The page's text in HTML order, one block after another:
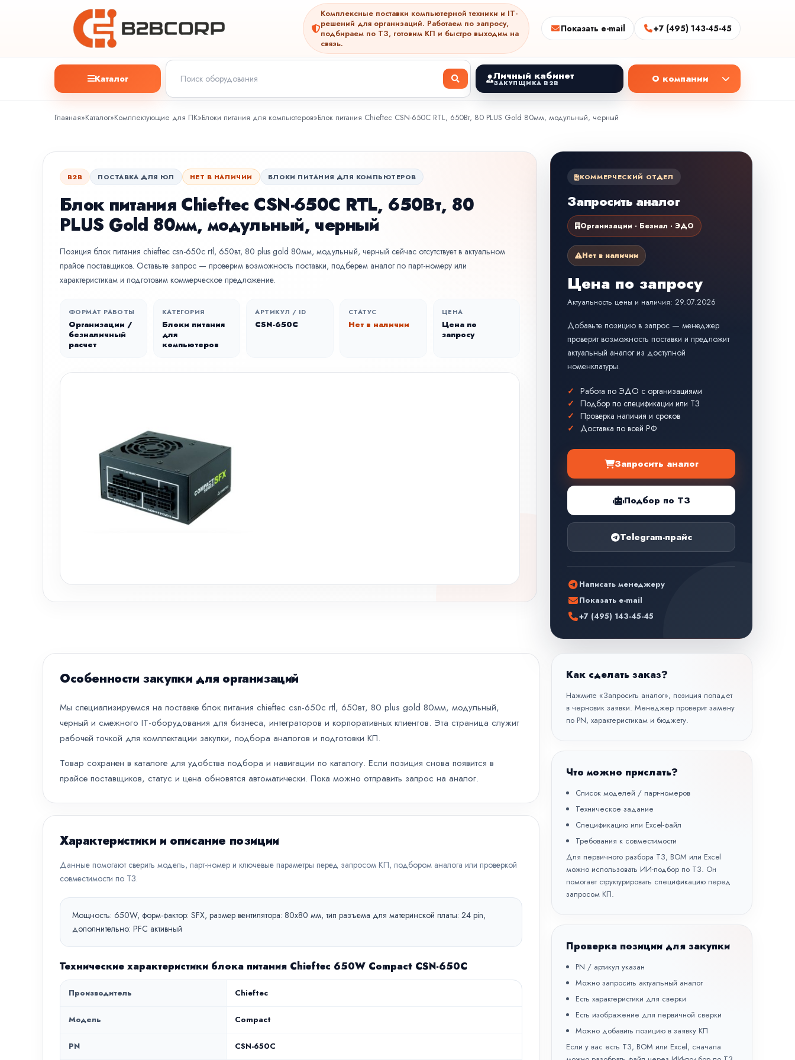
Комплексные поставки компьютерной техники и IT-
решений для организаций. Работаем по запросу,
подбираем по ТЗ, готовим КП и быстро выходим на
связь.
Показать e-mail +7 (495) 143-45-45
Каталог Личный кабинет
ЗАКУПЩИКА B2B О компании
Главная»Каталог»Комплектующие для ПК»Блоки питания для компьютеров»Блок питания Chieftec CSN-650С RTL, 650Вт, 80 PLUS Gold 80мм, модульный, черный
B2B ПОСТАВКА ДЛЯ ЮЛ НЕТ В НАЛИЧИИ БЛОКИ ПИТАНИЯ ДЛЯ КОМПЬЮТЕРОВ
Блок питания Chieftec CSN-650С RTL, 650Вт, 80
PLUS Gold 80мм, модульный, черный
Позиция блок питания chieftec csn-650с rtl, 650вт, 80 plus gold 80мм, модульный, черный сейчас отсутствует в актуальном
прайсе поставщиков. Оставьте запрос — проверим возможность поставки, подберем аналог по парт-номеру или
характеристикам и подготовим коммерческое предложение.
ФОРМАТ РАБОТЫ
Организации /
безналичный
расчет
КАТЕГОРИЯ
Блоки питания
для
компьютеров
АРТИКУЛ / ID
CSN-650C
СТАТУС
Нет в наличии
ЦЕНА
Цена по
запросу
КОММЕРЧЕСКИЙ ОТДЕЛ
Запросить аналог
Организации · Безнал · ЭДО
Нет в наличии
Цена по запросу
Актуальность цены и наличия: 29.07.2026
Добавьте позицию в запрос — менеджер
проверит возможность поставки и предложит
актуальный аналог из доступной
номенклатуры.
Работа по ЭДО с организациями
Подбор по спецификации или ТЗ
Проверка наличия и сроков
Доставка по всей РФ
Запросить аналог
Подбор по ТЗ
Telegram-прайс
Написать менеджеру
Показать e-mail
+7 (495) 143-45-45
Особенности закупки для организаций
Мы специализируемся на поставке блок питания chieftec csn-650с rtl, 650вт, 80 plus gold 80мм, модульный,
черный и смежного IT-оборудования для бизнеса, интеграторов и корпоративных клиентов. Эта страница служит
рабочей точкой для комплектации закупки, подбора аналогов и подготовки КП.
Товар сохранен в каталоге для удобства подбора и навигации по каталогу. Если позиция снова появится в
прайсе поставщиков, статус и цена обновятся автоматически. Пока можно отправить запрос на аналог.
Характеристики и описание позиции
Данные помогают сверить модель, парт-номер и ключевые параметры перед запросом КП, подбором аналога или проверкой
совместимости по ТЗ.
Мощность: 650W, форм-фактор: SFX, размер вентилятора: 80х80 мм, тип разъема для материнской платы: 24 pin,
дополнительно: PFC активный
Технические характеристики блока питания Chieftec 650W Compact CSN-650C
Производитель Chieftec
Модель Compact
PN CSN-650C
Как сделать заказ?
Нажмите «Запросить аналог», позиция попадет
в черновик заявки. Менеджер проверит замену
по PN, характеристикам и бюджету.
Что можно прислать?
Список моделей / парт-номеров
Техническое задание
Спецификацию или Excel-файл
Требования к совместимости
Для первичного разбора ТЗ, BOM или Excel
можно использовать ИИ-подбор по ТЗ. Он
помогает структурировать спецификацию перед
запросом КП.
Проверка позиции для закупки
PN / артикул указан
Можно запросить актуальный аналог
Есть характеристики для сверки
Есть изображение для первичной сверки
Можно добавить позицию в заявку КП
Если у вас есть ТЗ, BOM или Excel, сначала